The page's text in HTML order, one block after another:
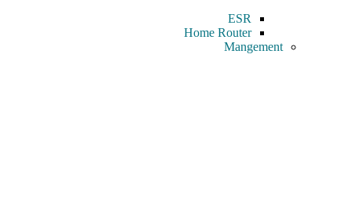
ESR
Home Router
Mangement